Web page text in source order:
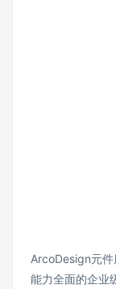
ArcoDesign元件
能力全面的企业